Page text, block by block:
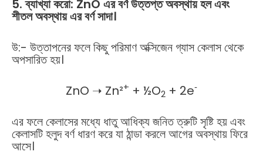
5. ব্যাখ্যা করো: ZnO এর বর্ণ উত্তপ্ত অবস্থায় হল এবং
শীতল অবস্থায় এর বর্ণ সাদা।
উ:- উত্তাপনের ফলে কিছু পরিমাণ অক্সিজেন গ্যাস কেলাস থেকে
অপসারিত হয়।
ZnO ➝ Zn²+ + ½O2 + 2e‐
এর ফলে কেলাসের মধ্যে ধাতু আধিক্য জনিত ত্রুটি সৃষ্টি হয় এবং
কেলাসটি হলুদ বর্ণ ধারণ করে যা ঠান্ডা করলে আগের অবস্থায় ফিরে
আসে।